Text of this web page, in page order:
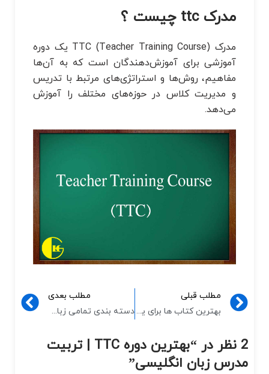
مدرک ttc چیست ؟
مدرک TTC (Teacher Training Course) یک دوره
آموزشی برای آموزش‌دهندگان است که به آن‌ها
مفاهیم، روش‌ها و استراتژی‌های مرتبط با تدریس
و مدیریت کلاس در حوزه‌های مختلف را آموزش
می‌دهد.
مطلب قبلی
بهترین کتاب ها برای یادگیری زبان آلمانی
مطلب بعدی
دسته بندی تمامی زبان های دنیا
2 نظر در “
بهترین دوره TTC | تربیت
مدرس زبان انگلیسی”